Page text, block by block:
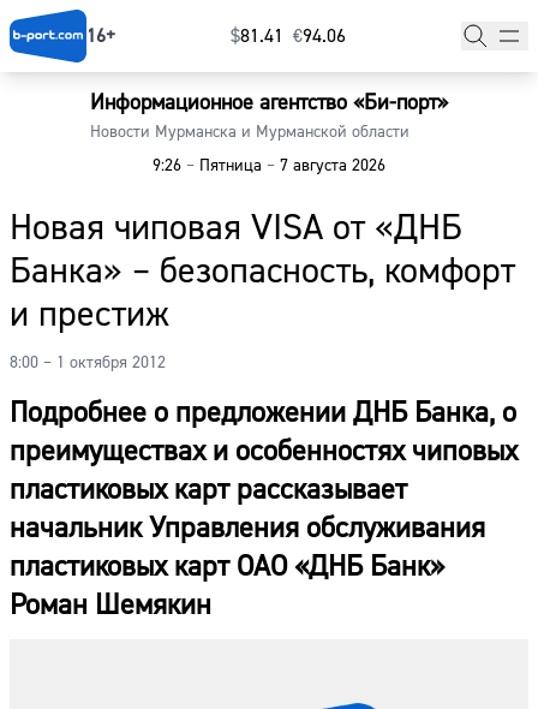
16+ $⁠81.41 €⁠94.06
Информационное агентство «Би-порт»
Новости Мурманска и Мурманской области
9:26 – Пятница – 7 августа 2026
Новая чиповая VISA от «ДНБ
Банка» – безопасность, комфорт
и престиж
8:00 – 1 октября 2012
Подробнее о предложении ДНБ Банка, о
преимуществах и особенностях чиповых
пластиковых карт рассказывает
начальник Управления обслуживания
пластиковых карт ОАО «ДНБ Банк»
Роман Шемякин
Главная
Наши гости
Фоторепортажи
Погода
Курсы валют